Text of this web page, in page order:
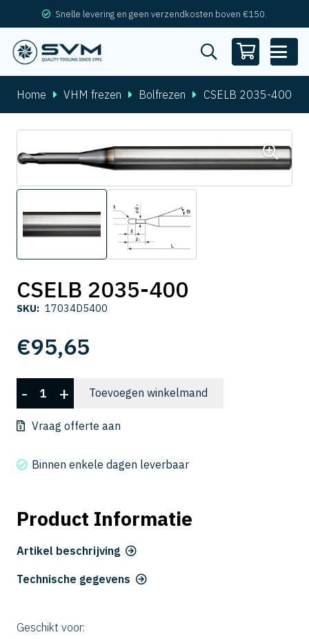
Snelle levering en geen verzendkosten boven €150.
Home VHM frezen Bolfrezen CSELB 2035-400
CSELB 2035-400
SKU: 17034D5400
€95,65
CSELB
2035-
400
- + Toevoegen winkelmand
Vraag offerte aan
Binnen enkele dagen leverbaar
Product Informatie
Artikel beschrijving
Technische gegevens
Geschikt voor: